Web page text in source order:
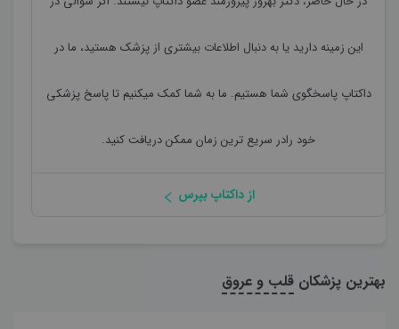
این زمینه دارید یا به دنبال اطلاعات بیشتری از پزشک هستید، ما در
داکتاپ پاسخگوی شما هستیم. ما به شما کمک میکنیم تا پاسخ پزشکی
خود رادر سریع ترین زمان ممکن دریافت کنید.
از داکتاپ بپرس
بهترین پزشکان قلب و عروق